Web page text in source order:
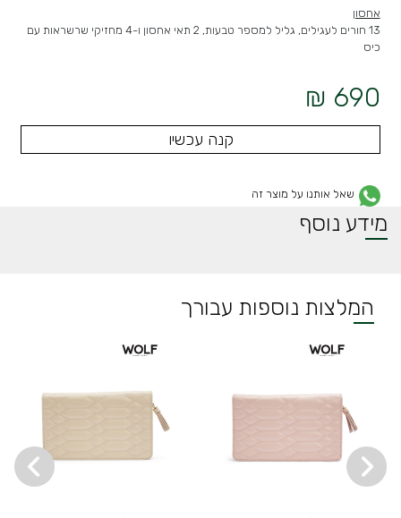
אחסון
13 חורים לעגילים, גליל למספר טבעות, 2 תאי אחסון ו-4 מחזיקי שרשראות עם
כיס
690 ₪
קנה עכשיו
שאל אותנו על מוצר זה
מידע נוסף
המלצות נוספות עבורך